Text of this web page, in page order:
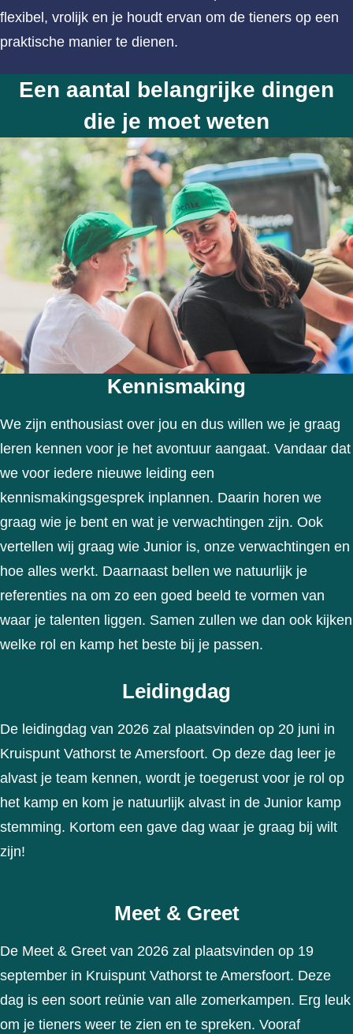
flexibel, vrolijk en je houdt ervan om de tieners op een
praktische manier te dienen.
Een aantal belangrijke dingen
die je moet weten
Kennismaking
We zijn enthousiast over jou en dus willen we je graag
leren kennen voor je het avontuur aangaat. Vandaar dat
we voor iedere nieuwe leiding een
kennismakingsgesprek inplannen. Daarin horen we
graag wie je bent en wat je verwachtingen zijn. Ook
vertellen wij graag wie Junior is, onze verwachtingen en
hoe alles werkt. Daarnaast bellen we natuurlijk je
referenties na om zo een goed beeld te vormen van
waar je talenten liggen. Samen zullen we dan ook kijken
welke rol en kamp het beste bij je passen.
Leidingdag
De leidingdag van 2026 zal plaatsvinden op 20 juni in
Kruispunt Vathorst te Amersfoort. Op deze dag leer je
alvast je team kennen, wordt je toegerust voor je rol op
het kamp en kom je natuurlijk alvast in de Junior kamp
stemming. Kortom een gave dag waar je graag bij wilt
zijn!
Meet & Greet
De Meet & Greet van 2026 zal plaatsvinden op 19
september in Kruispunt Vathorst te Amersfoort. Deze
dag is een soort reünie van alle zomerkampen. Erg leuk
om je tieners weer te zien en te spreken. Vooraf